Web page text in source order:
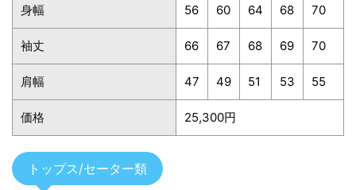
身幅 56 60 64 68 70
袖丈 66 67 68 69 70
肩幅 47 49 51 53 55
価格 25,300円
トップス/セーター類